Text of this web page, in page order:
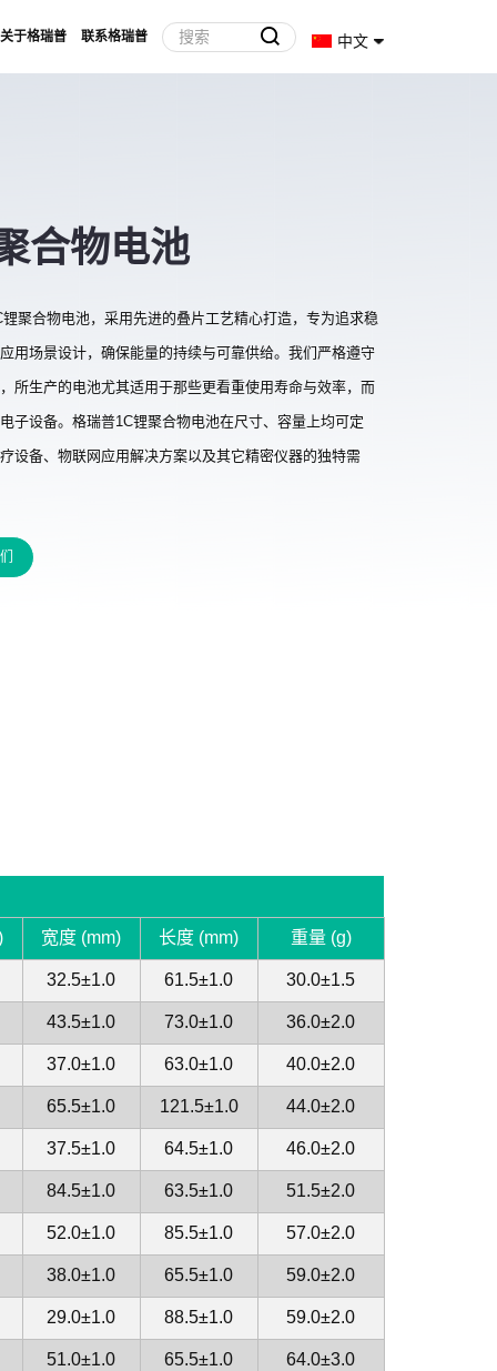
关于格瑞普 联系格瑞普 中文
合物电池
聚合物电池，采用先进的叠片工艺精心打造，专为追求稳
用场景设计，确保能量的持续与可靠供给。我们严格遵守
所生产的电池尤其适用于那些更看重使用寿命与效率，而
子设备。格瑞普1C锂聚合物电池在尺寸、容量上均可定
设备、物联网应用解决方案以及其它精密仪器的独特需
宽度 (mm) 长度 (mm) 重量 (g)
32.5±1.0 61.5±1.0 30.0±1.5
43.5±1.0 73.0±1.0 36.0±2.0
37.0±1.0 63.0±1.0 40.0±2.0
65.5±1.0 121.5±1.0 44.0±2.0
37.5±1.0 64.5±1.0 46.0±2.0
84.5±1.0 63.5±1.0 51.5±2.0
52.0±1.0 85.5±1.0 57.0±2.0
38.0±1.0 65.5±1.0 59.0±2.0
29.0±1.0 88.5±1.0 59.0±2.0
51.0±1.0 65.5±1.0 64.0±3.0